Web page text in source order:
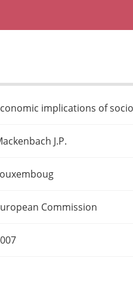
implications of
J.P.
Commission